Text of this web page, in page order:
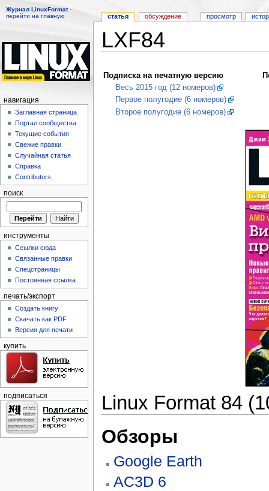
Журнал LinuxFormat-
перейти на главную
LXF84
Подписка на печатную версию
Весь 2015 год (12 номеров)
Первое полугодие (6 номеров)
Второе полугодие (6 номеров)
Linux Format 84
Обзоры
Google Earth
AC3D 6
статья обсуждение просмотр
навигация
Заглавная страница
Портал сообщества
Текущие события
Свежие правки
Случайная статья
Справка
Contributors
поиск
инструменты
Ссылки сюда
Связанные правки
Спецстраницы
Постоянная ссылка
печать/экспорт
Создать книгу
Скачать как PDF
Версия для печати
купить
подписаться